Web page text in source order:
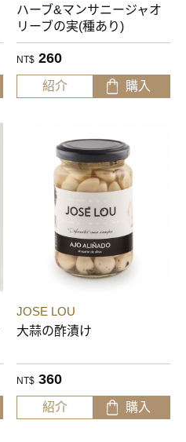
ハーブ&マンサニージャオ
リーブの実(種あり)
NT$ 260
紹介 購入
JOSE LOU
大蒜の酢漬け
NT$ 360
紹介 購入